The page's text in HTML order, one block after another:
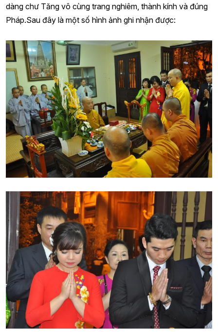
dàng chư Tăng vô cùng trang nghiêm, thành kính và đúng
Pháp.Sau đây là một số hình ảnh ghi nhận được: